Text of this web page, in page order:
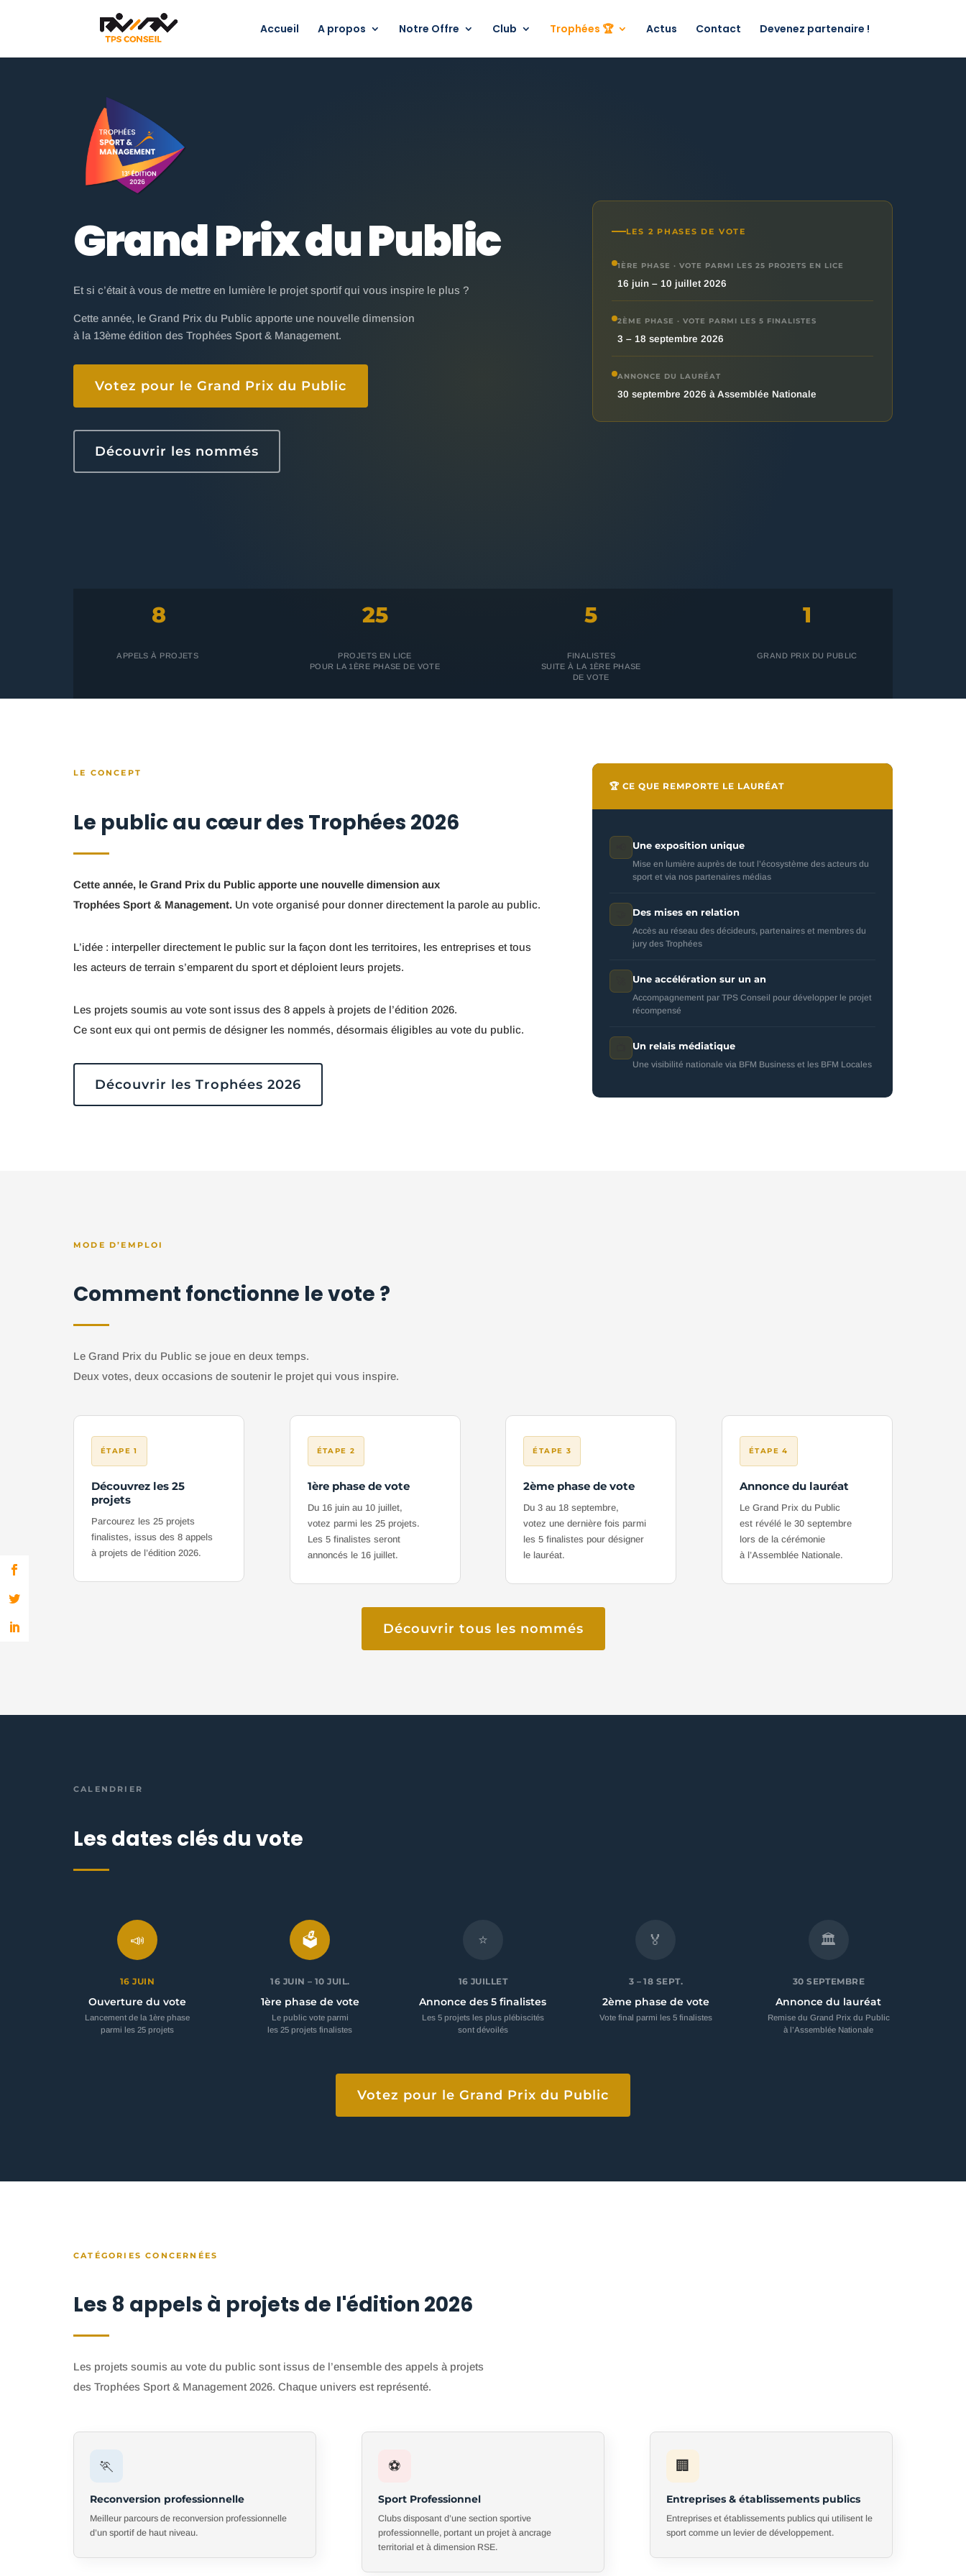
Accueil A propos Notre Offre Club Trophées 🏆 Actus Contact Devenez partenaire !
Grand Prix du Public
Et si c’était à vous de mettre en lumière le projet sportif qui vous inspire le plus ?
Cette année, le Grand Prix du Public apporte une nouvelle dimension
à la 13ème édition des Trophées Sport & Management.
Votez pour le Grand Prix du Public
Découvrir les nommés
LES 2 PHASES DE VOTE
1ÈRE PHASE · VOTE PARMI LES 25 PROJETS EN LICE
16 juin – 10 juillet 2026
2ÈME PHASE · VOTE PARMI LES 5 FINALISTES
3 – 18 septembre 2026
ANNONCE DU LAURÉAT
30 septembre 2026 à Assemblée Nationale
8
APPELS À PROJETS
25
PROJETS EN LICE
POUR LA 1ÈRE PHASE DE VOTE
5
FINALISTES
SUITE À LA 1ÈRE PHASE
DE VOTE
1
GRAND PRIX DU PUBLIC
LE CONCEPT
Le public au cœur des Trophées 2026
Cette année, le Grand Prix du Public apporte une nouvelle dimension aux
Trophées Sport & Management. Un vote organisé pour donner directement la parole au public.
L’idée : interpeller directement le public sur la façon dont les territoires, les entreprises et tous
les acteurs de terrain s’emparent du sport et déploient leurs projets.
Les projets soumis au vote sont issus des 8 appels à projets de l’édition 2026.
Ce sont eux qui ont permis de désigner les nommés, désormais éligibles au vote du public.
Découvrir les Trophées 2026
🏆 CE QUE REMPORTE LE LAURÉAT
Une exposition unique
Mise en lumière auprès de tout l’écosystème des acteurs du
sport et via nos partenaires médias
Des mises en relation
Accès au réseau des décideurs, partenaires et membres du
jury des Trophées
Une accélération sur un an
Accompagnement par TPS Conseil pour développer le projet
récompensé
Un relais médiatique
Une visibilité nationale via BFM Business et les BFM Locales
MODE D’EMPLOI
Comment fonctionne le vote ?
Le Grand Prix du Public se joue en deux temps.
Deux votes, deux occasions de soutenir le projet qui vous inspire.
ÉTAPE 1
Découvrez les 25
projets
Parcourez les 25 projets
finalistes, issus des 8 appels
à projets de l’édition 2026.
ÉTAPE 2
1ère phase de vote
Du 16 juin au 10 juillet,
votez parmi les 25 projets.
Les 5 finalistes seront
annoncés le 16 juillet.
ÉTAPE 3
2ème phase de vote
Du 3 au 18 septembre,
votez une dernière fois parmi
les 5 finalistes pour désigner
le lauréat.
ÉTAPE 4
Annonce du lauréat
Le Grand Prix du Public
est révélé le 30 septembre
lors de la cérémonie
à l’Assemblée Nationale.
Découvrir tous les nommés
CALENDRIER
Les dates clés du vote
📣
16 JUIN
Ouverture du vote
Lancement de la 1ère phase
parmi les 25 projets
🗳
16 JUIN – 10 JUIL.
1ère phase de vote
Le public vote parmi
les 25 projets finalistes
⭐
16 JUILLET
Annonce des 5 finalistes
Les 5 projets les plus plébiscités
sont dévoilés
🏅
3 – 18 SEPT.
2ème phase de vote
Vote final parmi les 5 finalistes
🏛
30 SEPTEMBRE
Annonce du lauréat
Remise du Grand Prix du Public
à l’Assemblée Nationale
Votez pour le Grand Prix du Public
CATÉGORIES CONCERNÉES
Les 8 appels à projets de l'édition 2026
Les projets soumis au vote du public sont issus de l’ensemble des appels à projets
des Trophées Sport & Management 2026. Chaque univers est représenté.
🏃
Reconversion professionnelle
Meilleur parcours de reconversion professionnelle
d’un sportif de haut niveau.
⚽
Sport Professionnel
Clubs disposant d’une section sportive
professionnelle, portant un projet à ancrage
territorial et à dimension RSE.
🏢
Entreprises & établissements publics
Entreprises et établissements publics qui utilisent le
sport comme un levier de développement.